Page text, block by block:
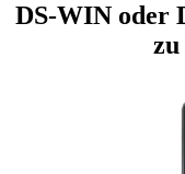
DS-WIN oder